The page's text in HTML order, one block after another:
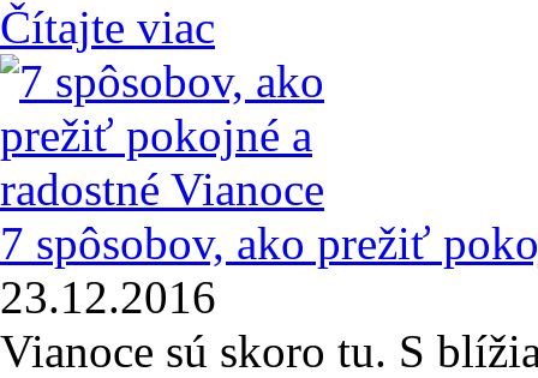
Čítajte viac
7 spôsobov, ako prežiť
23.12.2016
Vianoce sú skoro tu. S